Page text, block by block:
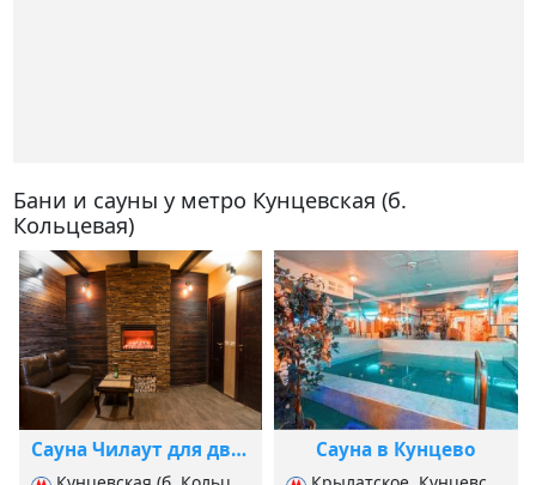
Бани и сауны у метро Кунцевская (б.
Кольцевая)
Сауна Чилаут для двоих Сауна в Кунцево